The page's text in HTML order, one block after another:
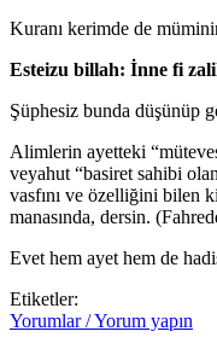
Kuranı kerimde de
Esteizu billah: İnne fi
Şüphesiz bunda düşünüp
Alimlerin ayetteki
veyahut “basiret sahibi
vasfını ve özelliğini bilen
manasında, dersin.
Evet hem ayet hem de
Etiketler:
Yorumlar / Yorum yapın